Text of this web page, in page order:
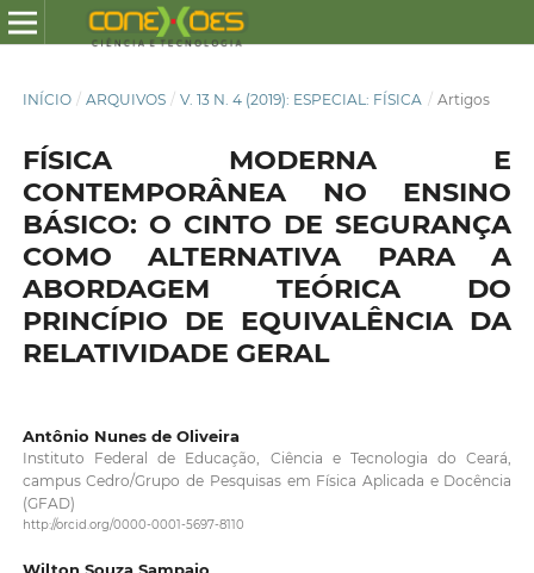
INÍCIO / ARQUIVOS / V. 13 N. 4 (2019): ESPECIAL: FÍSICA / Artigos
FÍSICA MODERNA E
CONTEMPORÂNEA NO ENSINO
BÁSICO: O CINTO DE SEGURANÇA
COMO ALTERNATIVA PARA A
ABORDAGEM TEÓRICA DO
PRINCÍPIO DE EQUIVALÊNCIA DA
RELATIVIDADE GERAL
Antônio Nunes de Oliveira
Instituto Federal de Educação, Ciência e Tecnologia do Ceará,
campus Cedro/Grupo de Pesquisas em Física Aplicada e Docência
(GFAD)
http://orcid.org/0000-0001-5697-8110
Wilton Souza Sampaio